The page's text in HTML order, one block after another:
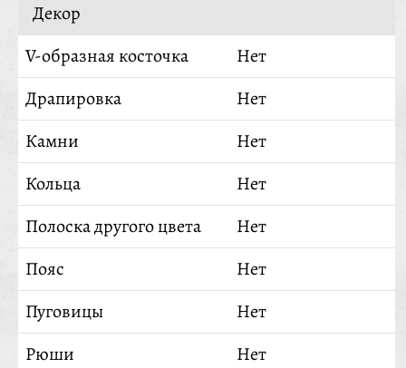
Декор
V-образная косточка
Нет
Драпировка
Нет
Камни
Нет
Кольца
Нет
Полоска другого цвета
Нет
Пояс
Нет
Пуговицы
Нет
Рюши
Нет